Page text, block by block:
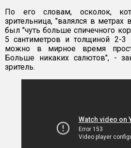
По его словам, осколок,
зрительница, "валялся в
был "чуть больше спичечного
5 сантиметров и толщиной 2-3
можно в мирное время
Больше никаких салютов", -
зритель.